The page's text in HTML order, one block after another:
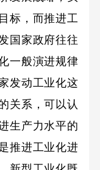
标，而推进工
国家政府往往
一般演进规律
发动工业化这
关系，可以认
生产力水平的
推进工业化进